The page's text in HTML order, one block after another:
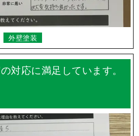
外壁塗装
対応に満足しています。